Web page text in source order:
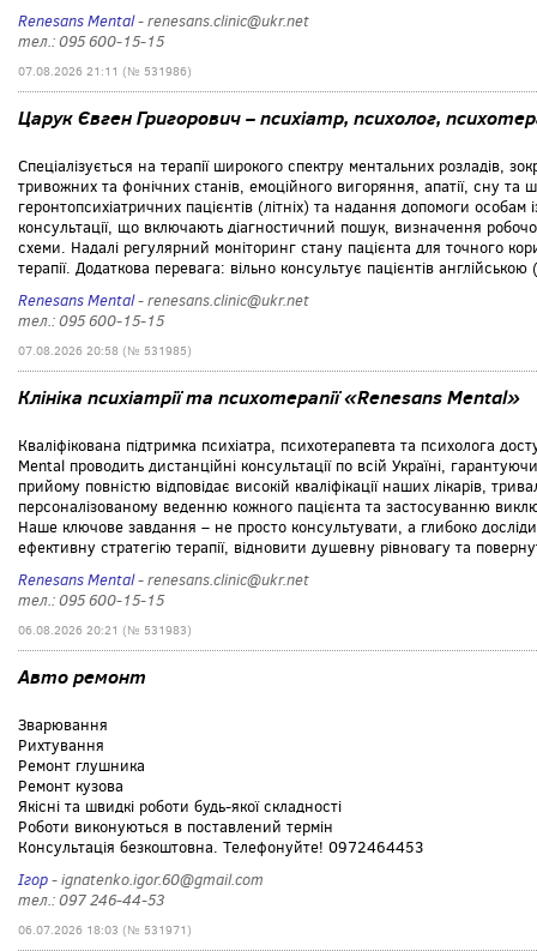
Renesans Mental- renesans.clinic@ukr.net
тел.: 095 600-15-15
07.08.2026 21:11 (№ 531986)
Царук Євген Григорович – психіатр, психолог,
Спеціалізується на терапії широкого спектру ментальних розладів,
тривожних та фонічних станів, емоційного вигоряння, апатії, сну та
геронтопсихіатричних пацієнтів (літніх) та надання допомоги
консультації, що включають діагностичний пошук, визначення
схеми. Надалі регулярний моніторинг стану пацієнта для точного
терапії. Додаткова перевага: вільно консультує пацієнтів
Renesans Mental- renesans.clinic@ukr.net
тел.: 095 600-15-15
07.08.2026 20:58 (№ 531985)
Клініка психіатрії та психотерапії «Renesans Mental»
Кваліфікована підтримка психіатра, психотерапевта та психолога
Mental проводить дистанційні консультації по всій Україні,
прийому повністю відповідає високій кваліфікації наших лікарів,
персоналізованому веденню кожного пацієнта та застосуванню
Наше ключове завдання – не просто консультувати, а глибоко
ефективну стратегію терапії, відновити душевну рівновагу та
Renesans Mental- renesans.clinic@ukr.net
тел.: 095 600-15-15
06.08.2026 20:21 (№ 531983)
Авто ремонт
Зварювання
Рихтування
Ремонт глушника
Ремонт кузова
Якісні та швидкі роботи будь-якої складності
Роботи виконуються в поставлений термін
Консультація безкоштовна. Телефонуйте! 0972464453
Ігор- ignatenko.igor.60@gmail.com
тел.: 097 246-44-53
06.07.2026 18:03 (№ 531971)